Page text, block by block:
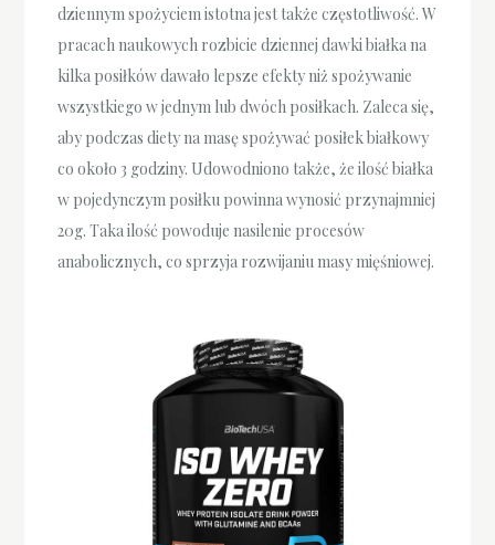
dziennym spożyciem istotna jest także częstotliwość. W
pracach naukowych rozbicie dziennej dawki białka na
kilka posiłków dawało lepsze efekty niż spożywanie
wszystkiego w jednym lub dwóch posiłkach. Zaleca się,
aby podczas diety na masę spożywać posiłek białkowy
co około 3 godziny. Udowodniono także, że ilość białka
w pojedynczym posiłku powinna wynosić przynajmniej
20g. Taka ilość powoduje nasilenie procesów
anabolicznych, co sprzyja rozwijaniu masy mięśniowej.